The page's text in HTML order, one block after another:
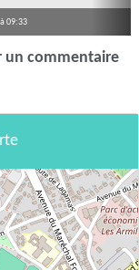
09:33
un commentaire